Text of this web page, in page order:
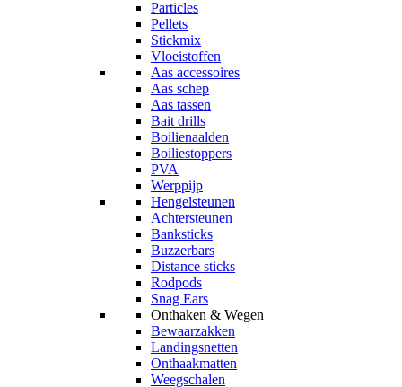
Particles
Pellets
Stickmix
Vloeistoffen
Aas accessoires
Aas schep
Aas tassen
Bait drills
Boilienaalden
Boiliestoppers
PVA
Werppijp
Hengelsteunen
Achtersteunen
Banksticks
Buzzerbars
Distance sticks
Rodpods
Snag Ears
Onthaken & Wegen
Bewaarzakken
Landingsnetten
Onthaakmatten
Weegschalen